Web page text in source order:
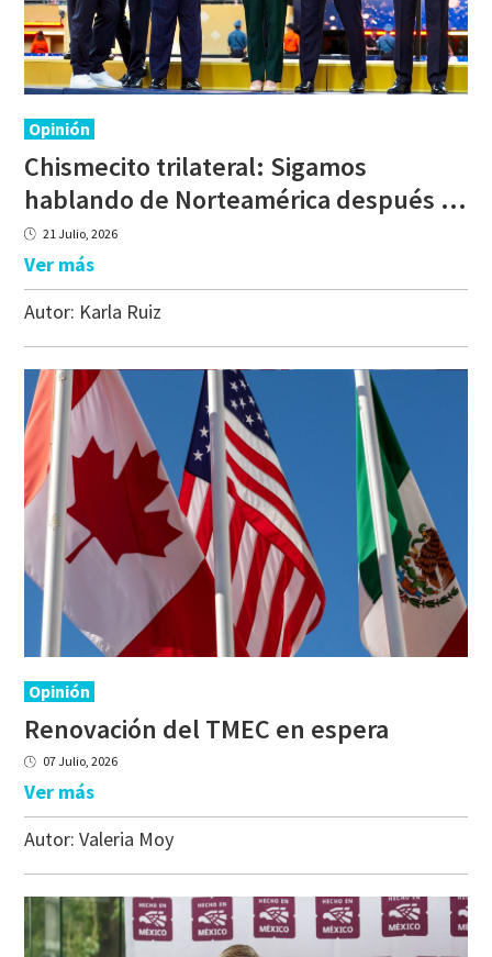
Opinión
Chismecito trilateral: Sigamos
hablando de Norteamérica después del Mundial
21 Julio, 2026
Ver más
Autor: Karla Ruiz
Opinión
Renovación delTMEC en espera
07 Julio, 2026
Ver más
Autor: Valeria Moy